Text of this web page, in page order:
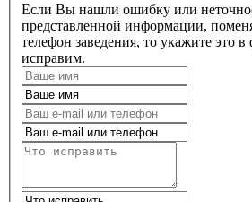
Если Вы нашли ошибку или
представленной информации,
телефон заведения, то укажите это
исправим.